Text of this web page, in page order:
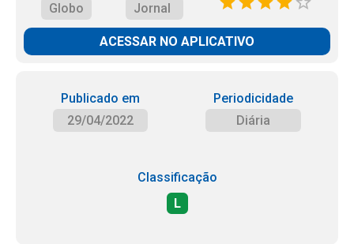
Globo
Jornal
ACESSAR NO APLICATIVO
Publicado em
29/04/2022
Periodicidade
Diária
Classificação
L